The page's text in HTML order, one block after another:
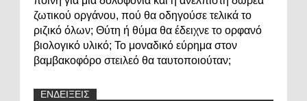
ζωτικού οργάνου, πού θα οδηγούσε τελικά το
ριζικό όλων; Θύτη ή θύμα θα έδειχνε το ορφανό
βιολογικό υλικό; Το μοναδικό εύρημα στον
βαμβακοφόρο στειλεό θα ταυτοποιούταν;
ΕΝΔΕΙΞΕΙΣ